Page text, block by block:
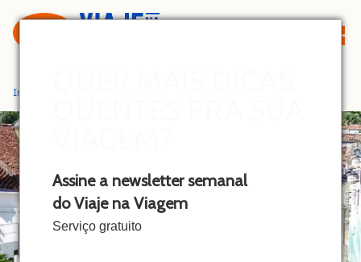
Assine a newsletter semanal
do Viaje na Viagem
Serviço gratuito
c
o
n
t
e
n
t
Início